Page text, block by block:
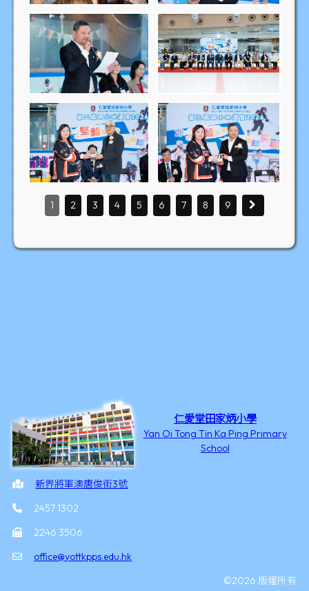
1 2 3 4 5 6 7 8 9
仁愛堂田家炳小學
Yan Oi Tong Tin Ka Ping Primary
School
新界將軍澳唐俊街3號
2457 1302
2246 3506
office@yottkpps.edu.hk
©2026 版權所有